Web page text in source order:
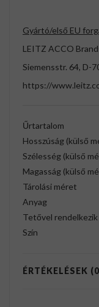
Gyártó/első EU
LEITZ ACCO
Siemensstr. 64, D-
https://
Űrtartalom
Hosszúság (külső
Szélesség (külső
Magasság (külső
Tárolási méret
Anyag
Tetővel rendelkezik
Szín
ÉRTÉKELÉSEK